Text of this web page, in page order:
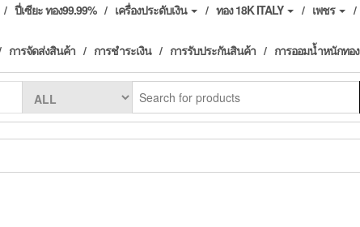
ปี่เซียะ ทอง99.99% เครื่องประดับเงิน ทอง 18K ITALY เพชร
การจัดส่งสินค้า การชำระเงิน การรับประกันสินค้า การออมน้ำหนักทอง